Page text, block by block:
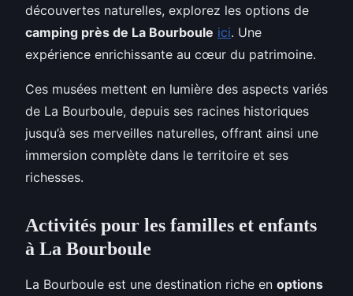
découvertes naturelles, explorez les options de
camping près de La Bourboule ici. Une
expérience enrichissante au cœur du patrimoine.
Ces musées mettent en lumière des aspects variés
de La Bourboule, depuis ses racines historiques
jusqu’à ses merveilles naturelles, offrant ainsi une
immersion complète dans le territoire et ses
richesses.
Activités pour les familles et enfants
à La Bourboule
La Bourboule est une destination riche en options